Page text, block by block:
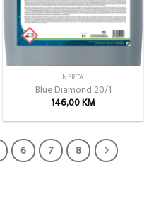
NERTA
Blue Diamond 20/1
146,00KM
6 7 8